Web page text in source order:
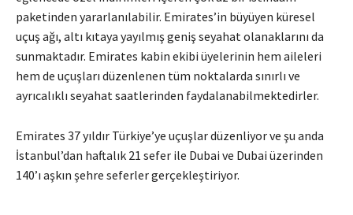
paketinden yararlanılabilir. Emirates’in büyüyen küresel
uçuş ağı, altı kıtaya yayılmış geniş seyahat olanaklarını da
sunmaktadır. Emirates kabin ekibi üyelerinin hem aileleri
hem de uçuşları düzenlenen tüm noktalarda sınırlı ve
ayrıcalıklı seyahat saatlerinden faydalanabilmektedirler.
Emirates 37 yıldır Türkiye’ye uçuşlar düzenliyor ve şu anda
İstanbul’dan haftalık 21 sefer ile Dubai ve Dubai üzerinden
140’ı aşkın şehre seferler gerçekleştiriyor.